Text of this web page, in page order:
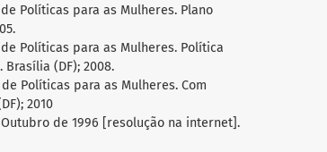
Políticas para as Mulheres. Plano
Políticas para as Mulheres. Política
(DF); 2008.
Políticas para as Mulheres. Com
2010
de 1996 [resolução na internet].